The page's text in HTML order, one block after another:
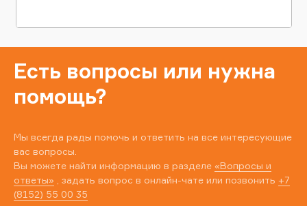
Есть вопросы или нужна
помощь?
Мы всегда рады помочь и ответить на все интересующие
вас вопросы.
Вы можете найти информацию в разделе «Вопросы и
ответы» , задать вопрос в онлайн-чате или позвонить +7
(8152) 55 00 35